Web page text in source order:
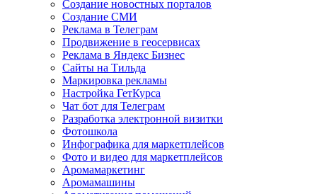
Создание новостных порталов
Cоздание СМИ
Реклама в Телеграм
Продвижение в геосервисах
Реклама в Яндекс Бизнес
Сайты на Тильда
Маркировка рекламы
Настройка ГетКурса
Чат бот для Телеграм
Разработка электронной визитки
Фотошкола
Инфографика для маркетплейсов
Фото и видео для маркетплейсов
Аромамаркетинг
Аромамашины